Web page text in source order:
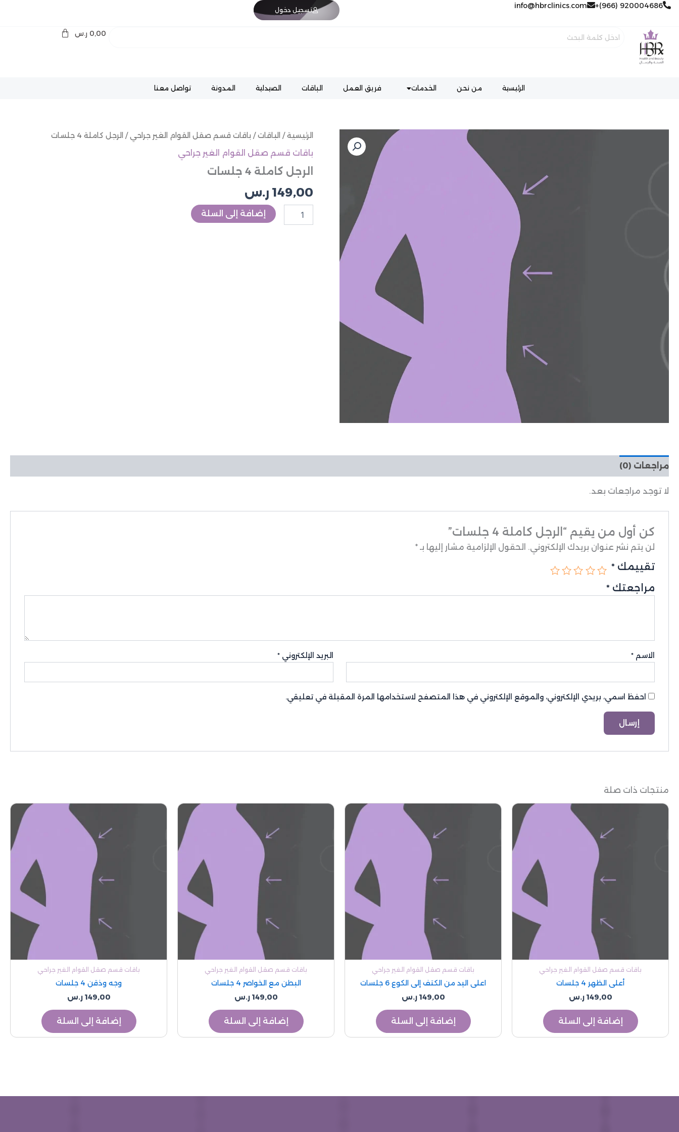
تخطي
المحتوى
920004686 (966)+
info@hbrclinics.com تسجيل دخول
0,00 ر.س
الرئيسية من نحن الخدمات فريق العمل الباقات الصيدلية المدونة تواصل معنا
الرئيسية/ الباقات/ باقات قسم صقل القوام الغير جراحي/ الرجل كاملة 4 جلسات
باقات قسم صقل القوام الغير جراحي
الرجل كاملة 4 جلسات
149,00 ر.س
كمية
كاملة
4
جلسات
إضافة إلى السلة
مراجعات (0)
لا توجد مراجعات بعد.
كن أول من يقيم “الرجل كاملة 4 جلسات”
لن يتم نشر عنوان بريدك الإلكتروني. الحقول الإلزامية مشار إليها بـ *
تقييمك *
مراجعتك *
الاسم * البريد الإلكتروني*
احفظ اسمي، بريدي الإلكتروني، والموقع الإلكتروني في هذا المتصفح لاستخدامها المرة المقبلة في تعليقي.
منتجات ذات صلة
باقات قسم صقل القوام الغير جراحي
أعلى الظهر 4 جلسات
149,00 ر.س
إضافة إلى السلة
باقات قسم صقل القوام الغير جراحي
اعلى اليد من الكتف إلى الكوع 6 جلسات
149,00 ر.س
إضافة إلى السلة
باقات قسم صقل القوام الغير جراحي
البطن مع الخواصر 4 جلسات
149,00 ر.س
إضافة إلى السلة
باقات قسم صقل القوام الغير جراحي
وجه وذقن 4 جلسات
149,00 ر.س
إضافة إلى السلة